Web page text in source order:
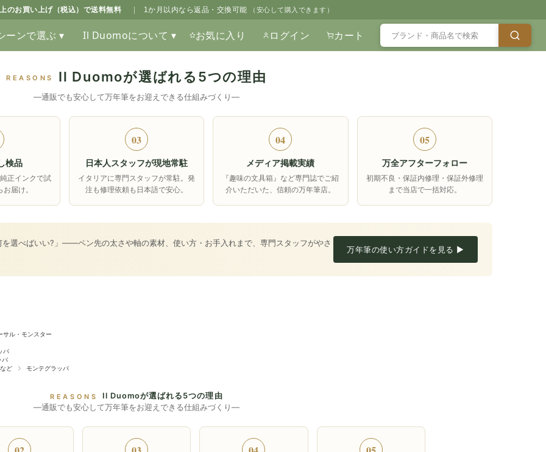
のお買い上げ（税込）で送料無料 1か月以内なら返品・交換可能 （安心して購入できます）
ーンで選ぶ ▾ Il Duomoについて ▾ お気に入り ログイン カート
REASONS Il Duomoが選ばれる5つの理由
―通販でも安心して万年筆をお迎えできる仕組みづくり―
検品
正インクで試
届け。
03
日本人スタッフが現地常駐
イタリアに専門スタッフが常駐。発
注も修理依頼も日本語で安心。
04
メディア掲載実績
『趣味の文具箱』など専門誌でご紹
介いただいた、信頼の万年筆店。
05
万全アフターフォロー
初期不良・保証内修理・保証外修理
まで当店で一括対応。
を選べばいい?」――ペン先の太さや軸の素材、使い方・お手入れまで、専門スタッフがやさ
万年筆の使い方ガイドを見る ▶
サル・モンスター
パ
パ
ど モンテグラッパ
REASONS Il Duomoが選ばれる5つの理由
―通販でも安心して万年筆をお迎えできる仕組みづくり―